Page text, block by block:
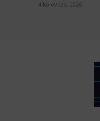
4 kolovoza, 2026